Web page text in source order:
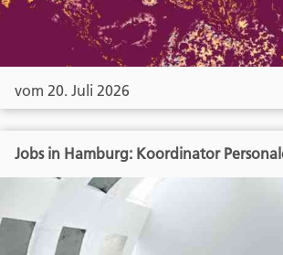
vom 20. Juli 2026
Jobs in Hamburg: Koordinator